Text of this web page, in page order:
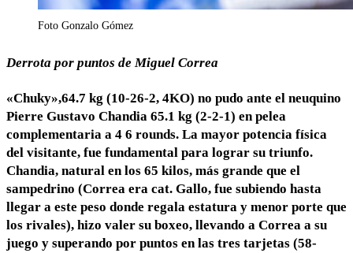
Foto Gonzalo Gómez
Derrota por puntos de Miguel Correa
«Chuky»,64.7 kg (10-26-2, 4KO) no pudo ante el neuquino
Pierre Gustavo Chandia 65.1 kg (2-2-1) en pelea
complementaria a 4 6 rounds. La mayor potencia física
del visitante, fue fundamental para lograr su triunfo.
Chandia, natural en los 65 kilos, más grande que el
sampedrino (Correa era cat. Gallo, fue subiendo hasta
llegar a este peso donde regala estatura y menor porte que
los rivales), hizo valer su boxeo, llevando a Correa a su
juego y superando por puntos en las tres tarjetas (58-